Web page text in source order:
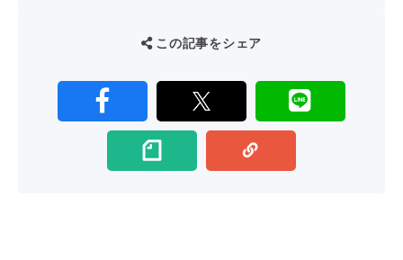
この記事をシェア